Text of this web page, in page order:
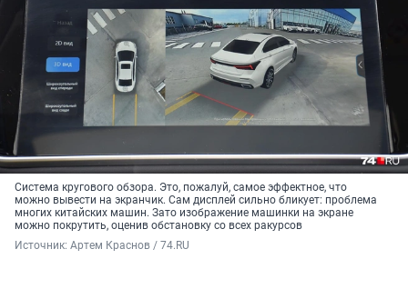
Система кругового обзора. Это, пожалуй, самое эффектное, что
можно вывести на экранчик. Сам дисплей сильно бликует: проблема
многих китайских машин. Зато изображение машинки на экране
можно покрутить, оценив обстановку со всех ракурсов
Источник: Артем Краснов / 74.RU